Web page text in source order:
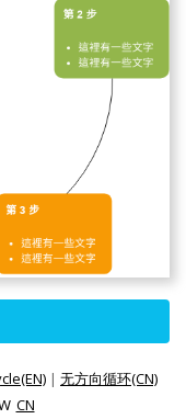
| 无方向循环(CN)
CN